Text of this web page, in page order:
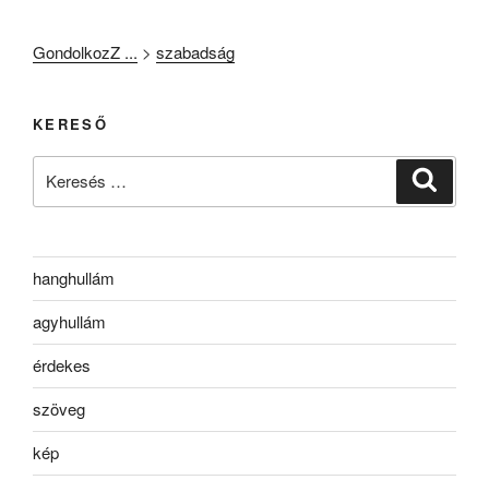
GondolkozZ ... > szabadság
KERESŐ
hanghullám
agyhullám
érdekes
szöveg
kép